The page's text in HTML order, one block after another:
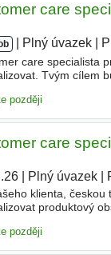
care
Plný úvazek
care specialista
Tvým cílem
později
care
| Plný úvazek|
klienta,
produktový
později